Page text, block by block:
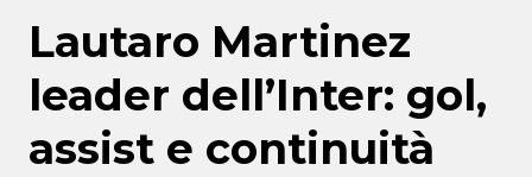
Lautaro Martinez
leader dell’Inter: gol,
assist e continuità